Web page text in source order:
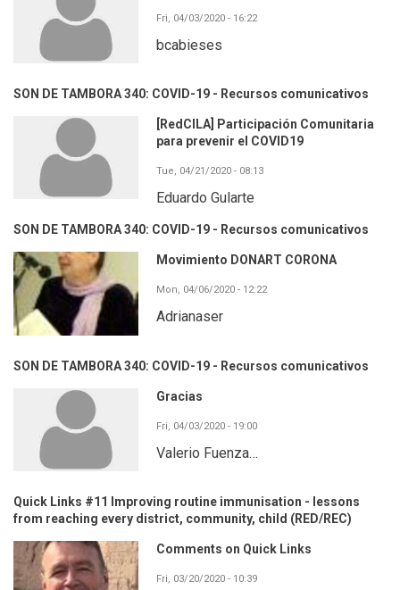
Fri, 04/03/2020 - 16:22
bcabieses
SON DE TAMBORA 340: COVID-19 - Recursos comunicativos
[RedCILA] Participación Comunitaria
para prevenir el COVID19
Tue, 04/21/2020 - 08:13
Eduardo Gularte
SON DE TAMBORA 340: COVID-19 - Recursos comunicativos
Movimiento DONART CORONA
Mon, 04/06/2020 - 12:22
Adrianaser
SON DE TAMBORA 340: COVID-19 - Recursos comunicativos
Gracias
Fri, 04/03/2020 - 19:00
Valerio Fuenza…
Quick Links #11 Improving routine immunisation - lessons
from reaching every district, community, child (RED/REC)
Comments on Quick Links
Fri, 03/20/2020 - 10:39